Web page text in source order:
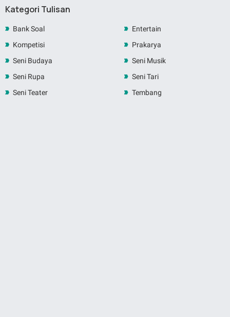
Kategori Tulisan
Bank Soal
Entertain
Kompetisi
Prakarya
Seni Budaya
Seni Musik
Seni Rupa
Seni Tari
Seni Teater
Tembang